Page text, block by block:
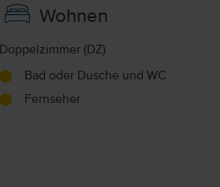
Wohnen
Doppelzimmer (DZ)
Bad oder Dusche und WC
Fernseher